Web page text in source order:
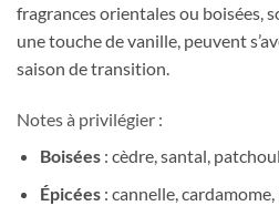
fragrances orientales ou boisées,
une touche de vanille, peuvent
saison de transition.
Notes à privilégier :
Boisées: cèdre, santal,
Épicées: cannelle,